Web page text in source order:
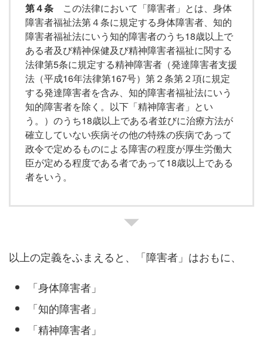
第４条 この法律において「障害者」とは、身体
障害者福祉法第４条に規定する身体障害者、知的
障害者福祉法にいう知的障害者のうち18歳以上で
ある者及び精神保健及び精神障害者福祉に関する
法律第5条に規定する精神障害者（発達障害者支援
法（平成16年法律第167号）第２条第２項に規定
する発達障害者を含み、知的障害者福祉法にいう
知的障害者を除く。以下「精神障害者」とい
う。）のうち18歳以上である者並びに治療方法が
確立していない疾病その他の特殊の疾病であって
政令で定めるものによる障害の程度が厚生労働大
臣が定める程度である者であって18歳以上である
者をいう。
以上の定義をふまえると、「障害者」はおもに、
「身体障害者」
「知的障害者」
「精神障害者」